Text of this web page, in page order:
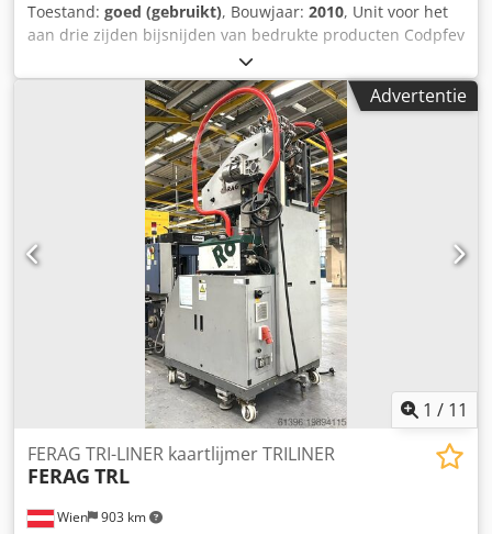
Toestand: goed (gebruikt), Bouwjaar: 2010, Unit voor het
aan drie zijden bijsnijden van bedrukte producten Codpfev
Advertentie
1 / 11
Wien 903 km
FERAG TRI-LINER kaartlijmer TRILINER
FERAG TRL